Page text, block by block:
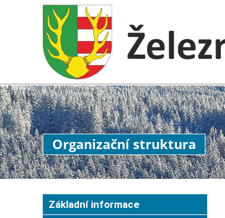
Organizační struktura
Základní informace